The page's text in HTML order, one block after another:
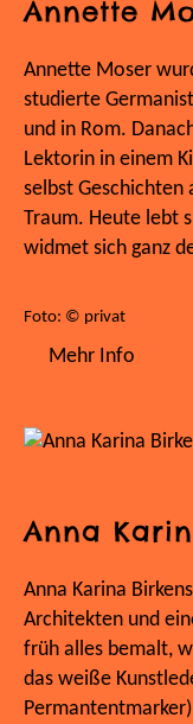
Annette
Annette Moser
studierte
und in Rom.
Lektorin in einem
selbst Geschichten
Traum. Heute lebt
widmet sich ganz
Foto: © privat
Mehr Info
Anna
Anna Karina
Architekten und
früh alles bemalt,
das weiße